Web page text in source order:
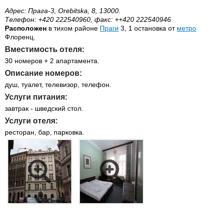
Адрес: Прага-3, Orebitska, 8, 13000.
Телефон: +420 222540960, факс: ++420 222540946
Расположен в тихом районе Праги 3, 1 остановка от метро
Флоренц.
Вместимость отеля:
30 номеров + 2 апартамента.
Описание номеров:
душ, туалет, телевизор, телефон.
Услуги питания:
завтрак - шведский стол.
Услуги отеля:
ресторан, бар, парковка.